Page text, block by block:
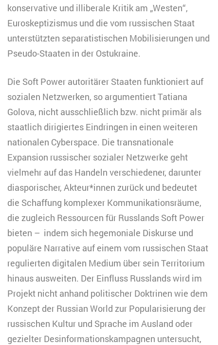
konservative und illiberale Kritik am „Westen“,
Euroskeptizismus und die vom russischen Staat
unterstützten separatistischen Mobilisierungen und
Pseudo-Staaten in der Ostukraine.
Die Soft Power autoritärer Staaten funktioniert auf
sozialen Netzwerken, so argumentiert Tatiana
Golova, nicht ausschließlich bzw. nicht primär als
staatlich dirigiertes Eindringen in einen weiteren
nationalen Cyberspace. Die transnationale
Expansion russischer sozialer Netzwerke geht
vielmehr auf das Handeln verschiedener, darunter
diasporischer, Akteur*innen zurück und bedeutet
die Schaffung komplexer Kommunikationsräume,
die zugleich Ressourcen für Russlands Soft Power
bieten – indem sich hegemoniale Diskurse und
populäre Narrative auf einem vom russischen Staat
regulierten digitalen Medium über sein Territorium
hinaus ausweiten. Der Einfluss Russlands wird im
Projekt nicht anhand politischer Doktrinen wie dem
Konzept der Russian World zur Popularisierung der
russischen Kultur und Sprache im Ausland oder
gezielter Desinformationskampagnen untersucht,